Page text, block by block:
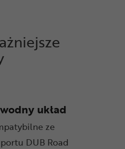
układ
ze
DUB Road